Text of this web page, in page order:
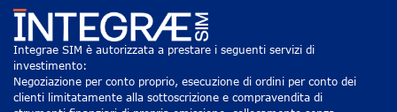
Integrae SIM è autorizzata a prestare i seguenti servizi di
investimento:
Negoziazione per conto proprio, esecuzione di ordini per conto dei
clienti limitatamente alla sottoscrizione e compravendita di